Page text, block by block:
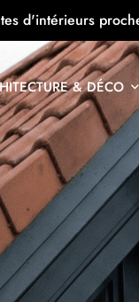
d'intérieurs
& DÉCO